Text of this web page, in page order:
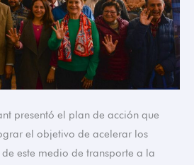
presentó el plan de acción que
el objetivo de acelerar los
este medio de transporte a la